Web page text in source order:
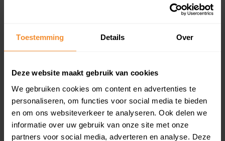
Toestemming Details Over
Deze website maakt gebruik van cookies
We gebruiken cookies om content en advertenties te
personaliseren, om functies voor social media te bieden
en om ons websiteverkeer te analyseren. Ook delen we
informatie over uw gebruik van onze site met onze
partners voor social media, adverteren en analyse. Deze
Huurwoningen
Appartementen
0%